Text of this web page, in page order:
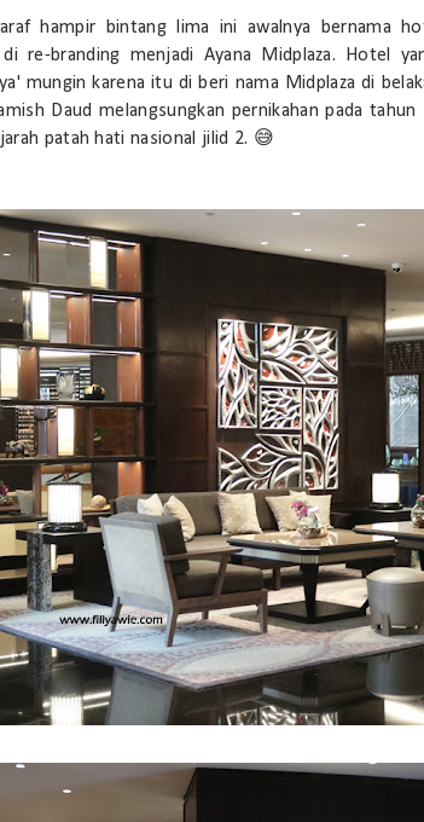
hampir bintang lima ini awalnya bernama
re-branding menjadi Ayana Midplaza. Hotel
mungin karena itu di beri nama Midplaza di
Daud melangsungkan pernikahan pada
patah hati nasional jilid 2. 😅